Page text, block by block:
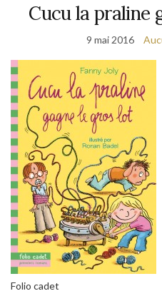
Cucu la praline
9 mai 2016
Folio cadet